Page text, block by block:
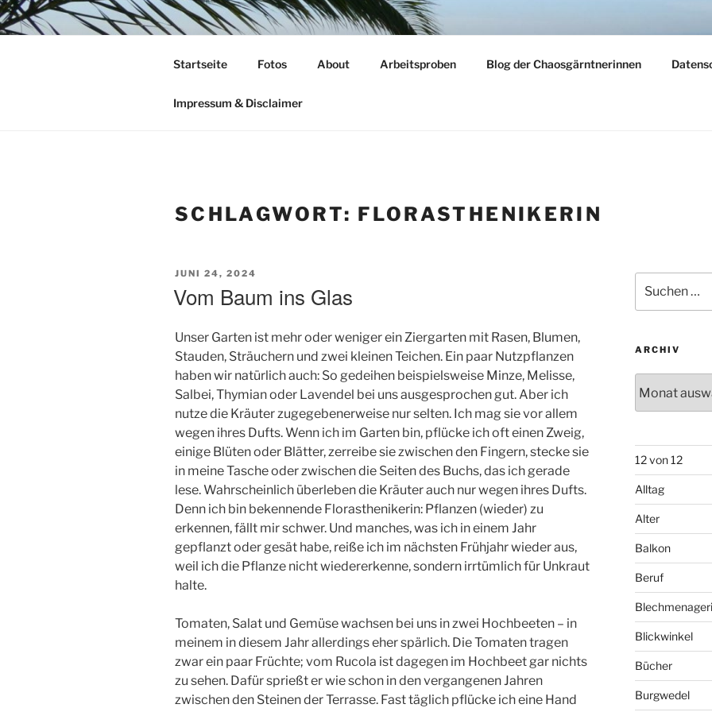
Zum
Inhalt
TIME TO FLY
Startseite Fotos About Arbeitsproben Blog der Chaosgärntnerinnen
Impressum & Disclaimer
SCHLAGWORT: FLORASTHENIKERIN
VERÖFFENTLICHT
JUNI 24, 2024
Vom Baum ins Glas
Unser Garten ist mehr oder weniger ein Ziergarten mit Rasen, Blumen,
Stauden, Sträuchern und zwei kleinen Teichen. Ein paar Nutzpflanzen
haben wir natürlich auch: So gedeihen beispielsweise Minze, Melisse,
Salbei, Thymian oder Lavendel bei uns ausgesprochen gut. Aber ich
nutze die Kräuter zugegebenerweise nur selten. Ich mag sie vor allem
wegen ihres Dufts. Wenn ich im Garten bin, pflücke ich oft einen Zweig,
einige Blüten oder Blätter, zerreibe sie zwischen den Fingern, stecke sie
in meine Tasche oder zwischen die Seiten des Buchs, das ich gerade
lese. Wahrscheinlich überleben die Kräuter auch nur wegen ihres Dufts.
Denn ich bin bekennende Florasthenikerin: Pflanzen (wieder) zu
erkennen, fällt mir schwer. Und manches, was ich in einem Jahr
gepflanzt oder gesät habe, reiße ich im nächsten Frühjahr wieder aus,
weil ich die Pflanze nicht wiedererkenne, sondern irrtümlich für Unkraut
halte.
Tomaten, Salat und Gemüse wachsen bei uns in zwei Hochbeeten – in
meinem in diesem Jahr allerdings eher spärlich. Die Tomaten tragen
zwar ein paar Früchte; vom Rucola ist dagegen im Hochbeet gar nichts
zu sehen. Dafür sprießt er wie schon in den vergangenen Jahren
zwischen den Steinen der Terrasse. Fast täglich pflücke ich eine Hand
nach:
ARCHIV
12 von 12
Alltag
Alter
Balkon
Beruf
Blickwinkel
Bücher
Burgwedel